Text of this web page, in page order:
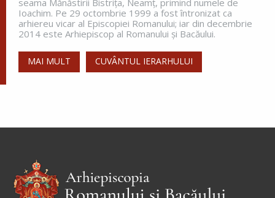
Ioachim. Pe 29 octombrie 1999 a fost întronizat ca
arhiereu vicar al Episcopiei Romanului; iar din decembrie
2014 este Arhiepiscop al Romanului și Bacăului.
MAI MULT CUVÂNTUL IERARHULUI